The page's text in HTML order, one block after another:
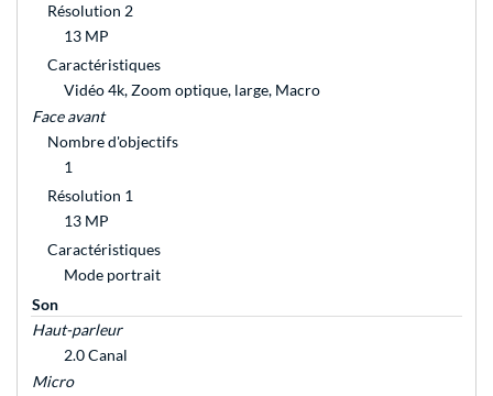
Résolution 2
13 MP
Caractéristiques
Vidéo 4k, Zoom optique, large, Macro
Face avant
Nombre d'objectifs
1
Résolution 1
13 MP
Caractéristiques
Mode portrait
Son
Haut-parleur
2.0 Canal
Micro